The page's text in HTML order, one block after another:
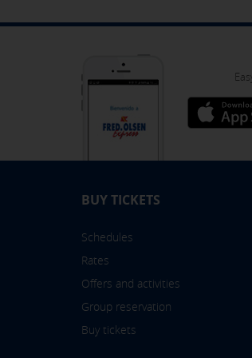
BUY TICKETS
Schedules
Rates
Offers and activities
Group reservation
Buy tickets
You can